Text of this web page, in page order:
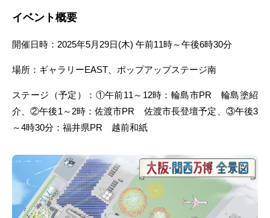
イベント概要
開催日時：2025年5月29日(木) 午前11時～午後6時30分
場所：ギャラリーEAST、ポップアップステージ南
ステージ（予定）：①午前11～12時：輪島市PR 輪島塗紹
介、②午後1～2時：佐渡市PR 佐渡市長登壇予定、③午後3
～4時30分：福井県PR 越前和紙